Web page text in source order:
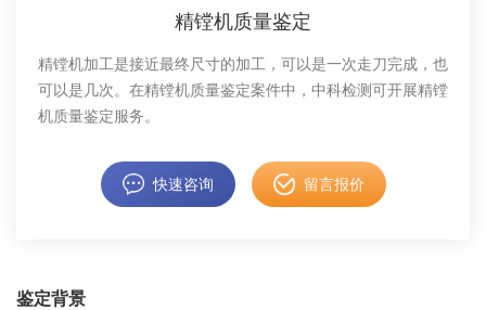
精镗机质量鉴定
精镗机加工是接近最终尺寸的加工，可以是一次走刀完成，也
可以是几次。在精镗机质量鉴定案件中，中科检测可开展精镗
机质量鉴定服务。
快速咨询 留言报价
鉴定背景